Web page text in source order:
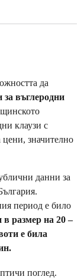
да
за въглеродни
клаузи с
значително
данни за
период е било
в размер на 20 –
е била